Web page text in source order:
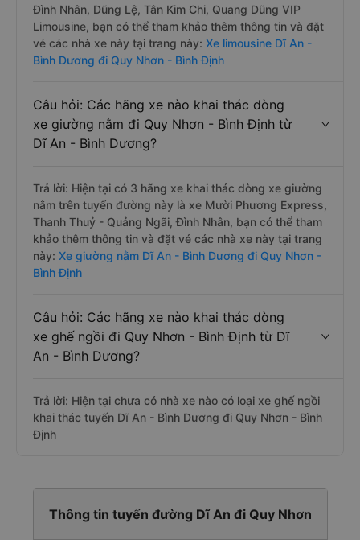
Đình Nhân, Dũng Lệ, Tân Kim Chi, Quang Dũng VIP
Limousine, bạn có thể tham khảo thêm thông tin và đặt
vé các nhà xe này tại trang này: Xe limousine Dĩ An -
Bình Dương đi Quy Nhơn - Bình Định
Câu hỏi: Các hãng xe nào khai thác dòng
xe giường nằm đi Quy Nhơn - Bình Định từ
Dĩ An - Bình Dương?
Trả lời: Hiện tại có 3 hãng xe khai thác dòng xe giường
nằm trên tuyến đường này là xe Mười Phương Express,
Thanh Thuỷ - Quảng Ngãi, Đình Nhân, bạn có thể tham
khảo thêm thông tin và đặt vé các nhà xe này tại trang
này: Xe giường nằm Dĩ An - Bình Dương đi Quy Nhơn -
Bình Định
Câu hỏi: Các hãng xe nào khai thác dòng
xe ghế ngồi đi Quy Nhơn - Bình Định từ Dĩ
An - Bình Dương?
Trả lời: Hiện tại chưa có nhà xe nào có loại xe ghế ngồi
khai thác tuyến Dĩ An - Bình Dương đi Quy Nhơn - Bình
Định
Thông tin tuyến đường Dĩ An đi Quy Nhơn